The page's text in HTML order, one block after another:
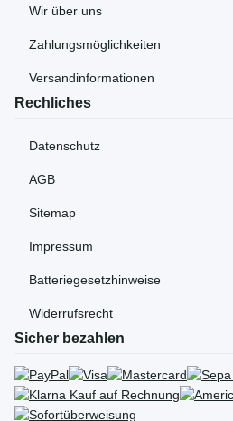
Wir über uns
Zahlungsmöglichkeiten
Versandinformationen
Rechliches
Datenschutz
AGB
Sitemap
Impressum
Batteriegesetzhinweise
Widerrufsrecht
Sicher bezahlen